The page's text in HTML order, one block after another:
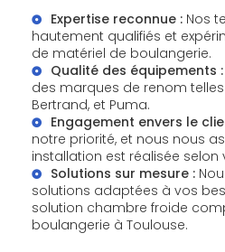
Expertise reconnue : Nos
hautement qualifiés et
de matériel de boulangerie.
Qualité des équipements :
des marques de renom telles
Bertrand, et Puma.
Engagement envers le
notre priorité, et nous nous
installation est réalisée selon
Solutions sur mesure :
solutions adaptées à vos
solution chambre froide
boulangerie à Toulouse.